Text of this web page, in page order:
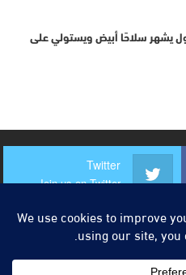
يشهر سلاحًا أبيض ويستولي على
Twitter
Join us on Twitter
Instagram
Join us on Instagram